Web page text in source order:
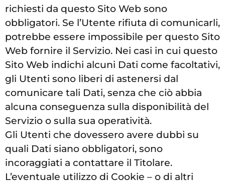
richiesti da questo Sito Web sono
obbligatori. Se l’Utente rifiuta di comunicarli,
potrebbe essere impossibile per questo Sito
Web fornire il Servizio. Nei casi in cui questo
Sito Web indichi alcuni Dati come facoltativi,
gli Utenti sono liberi di astenersi dal
comunicare tali Dati, senza che ciò abbia
alcuna conseguenza sulla disponibilità del
Servizio o sulla sua operatività.
Gli Utenti che dovessero avere dubbi su
quali Dati siano obbligatori, sono
incoraggiati a contattare il Titolare.
L’eventuale utilizzo di Cookie – o di altri